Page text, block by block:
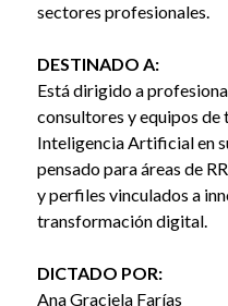
sectores profesionales.
DESTINADO A:
Está dirigido a
consultores y equipos
Inteligencia Artificial en
pensado para áreas de
y perfiles vinculados a
transformación digital.
DICTADO POR:
Ana Graciela Farías